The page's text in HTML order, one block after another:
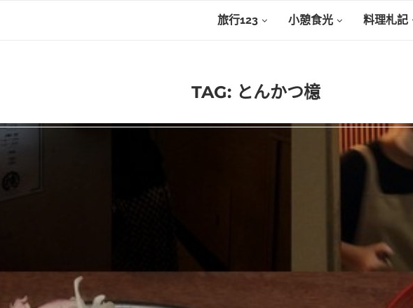
旅行123 小憩食光 料理札記
TAG: とんかつ檍